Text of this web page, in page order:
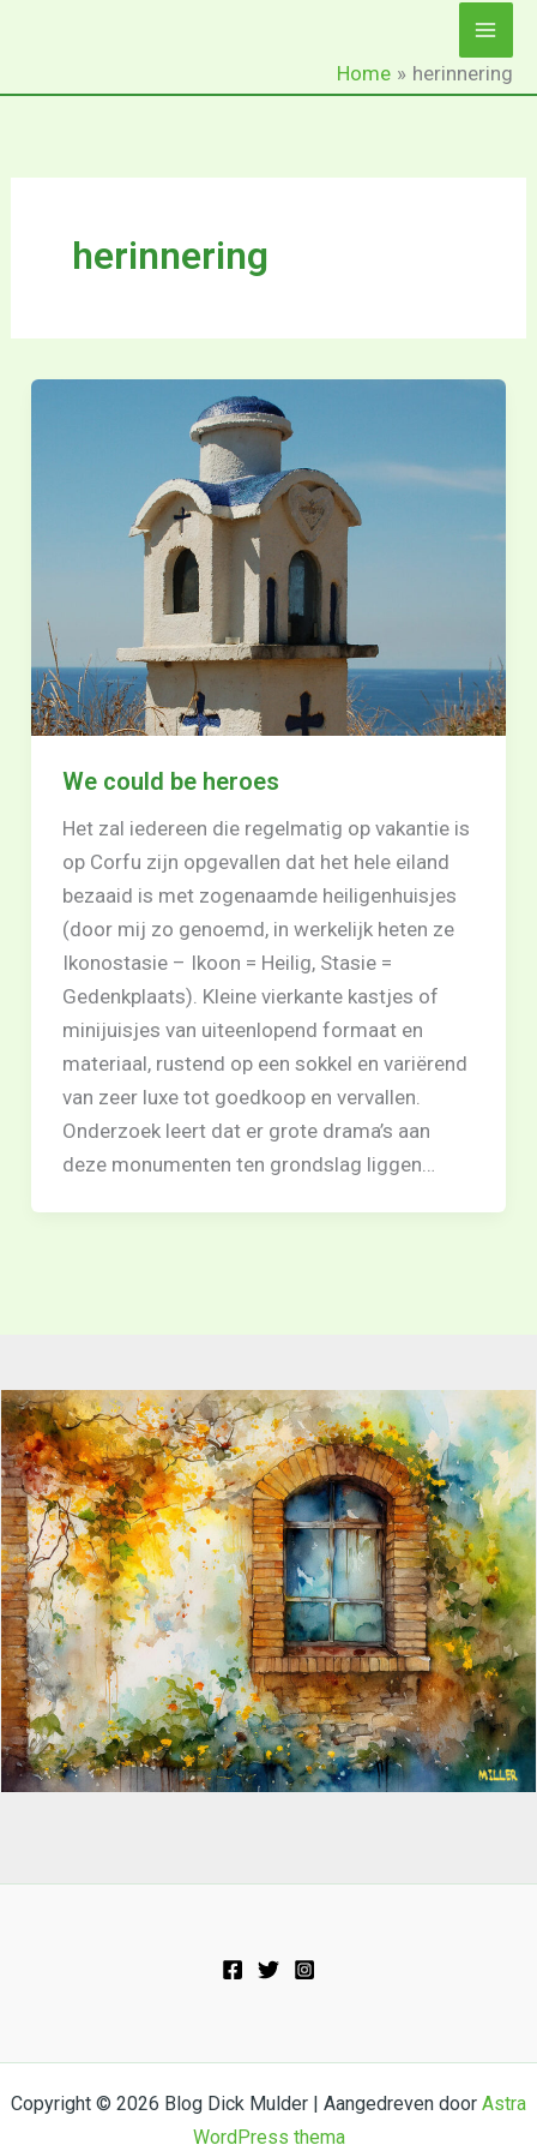
Home herinnering
herinnering
We could be heroes
Het zal iedereen die regelmatig op vakantie is
op Corfu zijn opgevallen dat het hele eiland
bezaaid is met zogenaamde heiligenhuisjes
(door mij zo genoemd, in werkelijk heten ze
Ikonostasie – Ikoon = Heilig, Stasie =
Gedenkplaats). Kleine vierkante kastjes of
minijuisjes van uiteenlopend formaat en
materiaal, rustend op een sokkel en variërend
van zeer luxe tot goedkoop en vervallen.
Onderzoek leert dat er grote drama’s aan
deze monumenten ten grondslag liggen…
Copyright © 2026 Blog Dick Mulder | Aangedreven door Astra
WordPress thema